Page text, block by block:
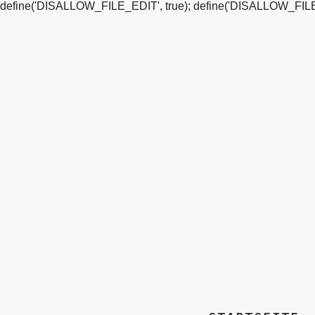
define('DISALLOW_FILE_EDIT', true);